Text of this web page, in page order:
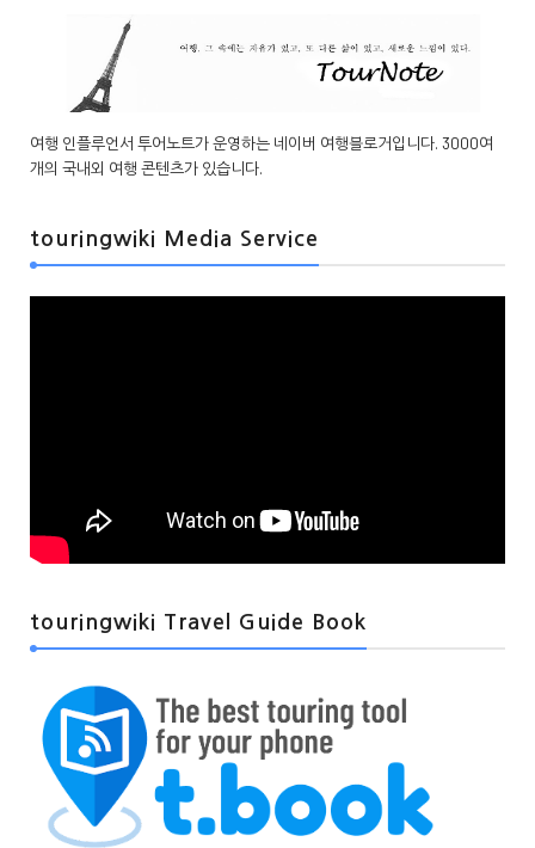
여행 인플루언서 투어노트가 운영하는 네이버 여행블로거입니다. 3000여
개의 국내외 여행 콘텐츠가 있습니다.
touringwiki Media Service
touringwiki Travel Guide Book